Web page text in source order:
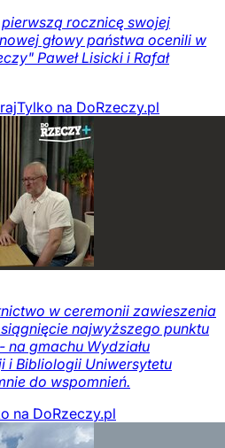
rocznicę swojej
głowy państwa ocenili w
Paweł Lisicki i Rafał
Tylko na DoRzeczy.pl
w ceremonii zawieszenia
najwyższego punktu
gmachu Wydziału
i Bibliologii Uniwersytetu
do wspomnień.
na DoRzeczy.pl